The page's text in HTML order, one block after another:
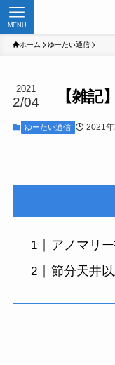
MENU
ホーム ゆーたい通信
【雑記
2021
2/04
ゆーたい通信 2021年
アノマリ
節分天井